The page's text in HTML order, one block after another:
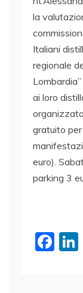
la
Italiani
regionale
ai loro
gratuito
euro).
parking 3
F